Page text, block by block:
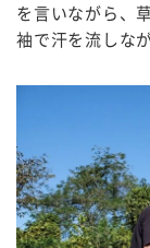
を言いながら、
袖で汗を流しな